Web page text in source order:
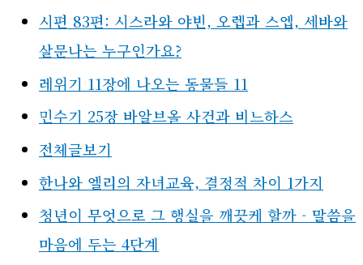
시편 83편: 시스라와 야빈, 오렙과 스엡, 세바와
살문나는 누구인가요?
레위기 11장에 나오는 동물들 11
민수기 25장 바알브올 사건과 비느하스
전체글보기
한나와 엘리의 자녀교육, 결정적 차이 1가지
청년이 무엇으로 그 행실을 깨끗케 할까 - 말씀을
마음에 두는 4단계